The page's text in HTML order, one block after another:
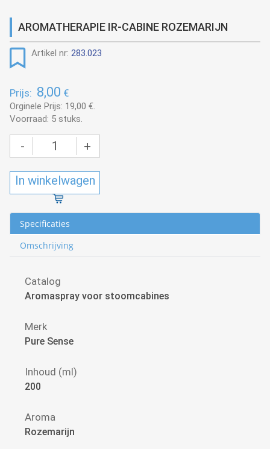
AROMATHERAPIE IR-CABINE ROZEMARIJN
Artikel nr: 283.023
Prijs: 8,00 €
Orginele Prijs: 19,00 €.
Voorraad: 5 stuks.
- +
In winkelwagen
Specificaties
Omschrijving
Catalog
Aromaspray voor stoomcabines
Merk
Pure Sense
Inhoud (ml)
200
Aroma
Rozemarijn